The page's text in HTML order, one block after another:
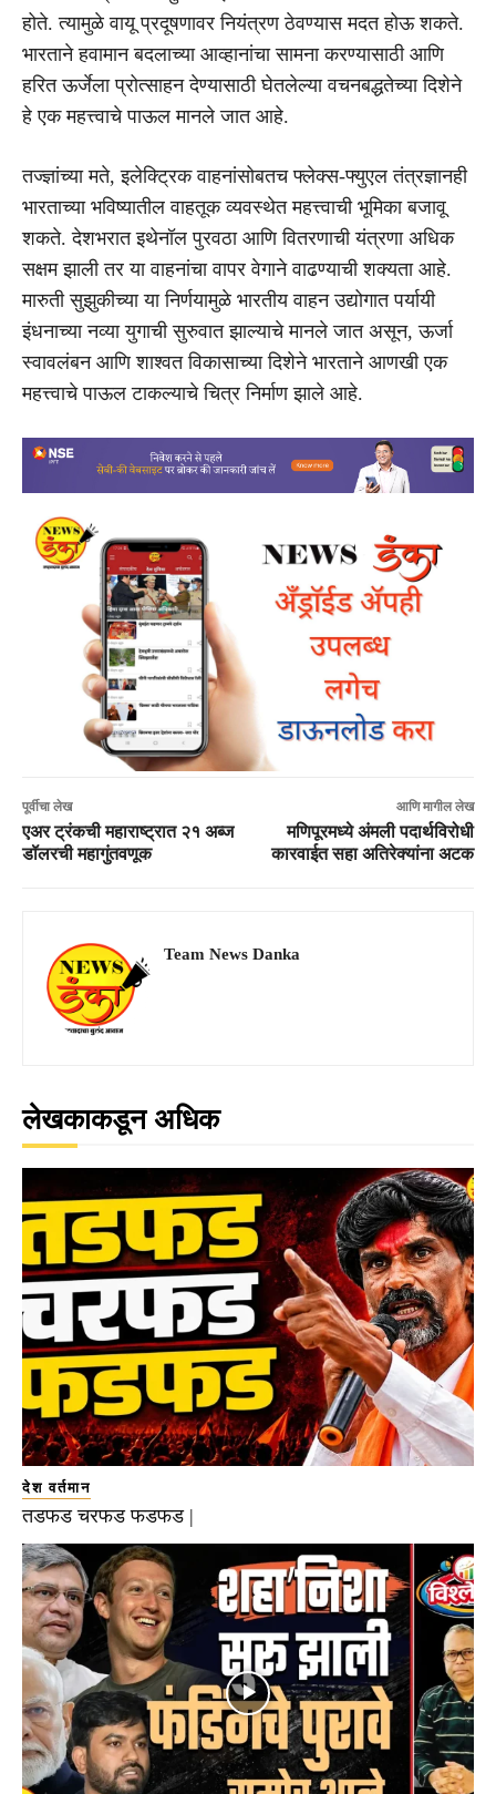
होते. त्यामुळे वायू प्रदूषणावर नियंत्रण ठेवण्यास मदत होऊ शकते.
भारताने हवामान बदलाच्या आव्हानांचा सामना करण्यासाठी आणि
हरित ऊर्जेला प्रोत्साहन देण्यासाठी घेतलेल्या वचनबद्धतेच्या दिशेने
हे एक महत्त्वाचे पाऊल मानले जात आहे.
तज्ज्ञांच्या मते, इलेक्ट्रिक वाहनांसोबतच फ्लेक्स-फ्युएल तंत्रज्ञानही
भारताच्या भविष्यातील वाहतूक व्यवस्थेत महत्त्वाची भूमिका बजावू
शकते. देशभरात इथेनॉल पुरवठा आणि वितरणाची यंत्रणा अधिक
सक्षम झाली तर या वाहनांचा वापर वेगाने वाढण्याची शक्यता आहे.
मारुती सुझुकीच्या या निर्णयामुळे भारतीय वाहन उद्योगात पर्यायी
इंधनाच्या नव्या युगाची सुरुवात झाल्याचे मानले जात असून, ऊर्जा
स्वावलंबन आणि शाश्वत विकासाच्या दिशेने भारताने आणखी एक
महत्त्वाचे पाऊल टाकल्याचे चित्र निर्माण झाले आहे.
पूर्वीचा लेख
एअर ट्रंकची महाराष्ट्रात २१ अब्ज
डॉलरची महागुंतवणूक
आणि मागील लेख
मणिपूरमध्ये अंमली पदार्थविरोधी
कारवाईत सहा अतिरेक्यांना अटक
Team News Danka
लेखकाकडून अधिक
देश वर्तमान
तडफड चरफड फडफड |